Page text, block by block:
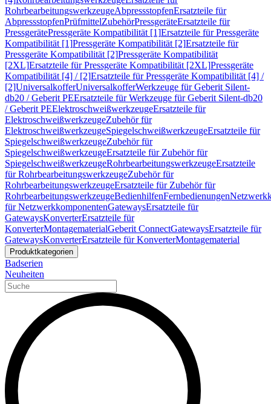
RohrbearbeitungswerkzeugeAbpressstopfenErsatzteile für
AbpressstopfenPrüfmittelZubehörPressgeräteErsatzteile für
PressgerätePressgeräte Kompatibilität [1]Ersatzteile für Pressgeräte
Kompatibilität [1]Pressgeräte Kompatibilität [2]Ersatzteile für
Pressgeräte Kompatibilität [2]Pressgeräte Kompatibilität
[2XL]Ersatzteile für Pressgeräte Kompatibilität [2XL]Pressgeräte
Kompatibilität [4] / [2]Ersatzteile für Pressgeräte Kompatibilität [4] /
[2]UniversalkofferUniversalkofferWerkzeuge für Geberit Silent-
db20 / Geberit PEErsatzteile für Werkzeuge für Geberit Silent-db20
/ Geberit PEElektroschweißwerkzeugeErsatzteile für
ElektroschweißwerkzeugeZubehör für
ElektroschweißwerkzeugeSpiegelschweißwerkzeugeErsatzteile für
SpiegelschweißwerkzeugeZubehör für
SpiegelschweißwerkzeugeErsatzteile für Zubehör für
SpiegelschweißwerkzeugeRohrbearbeitungswerkzeugeErsatzteile
für RohrbearbeitungswerkzeugeZubehör für
RohrbearbeitungswerkzeugeErsatzteile für Zubehör für
RohrbearbeitungswerkzeugeBedienhilfenFernbedienungen
für NetzwerkkomponentenGatewaysErsatzteile für
GatewaysKonverterErsatzteile für
KonverterMontagematerialGeberit ConnectGatewaysErsatzteile für
GatewaysKonverterErsatzteile für KonverterMontagematerial
Produktkategorien
Badserien
Neuheiten